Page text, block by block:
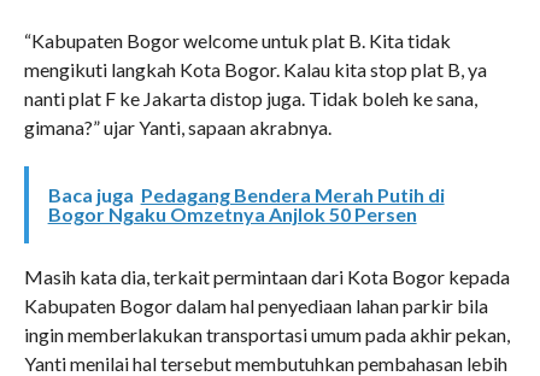
“Kabupaten Bogor welcome untuk plat B. Kita tidak
mengikuti langkah Kota Bogor. Kalau kita stop plat B, ya
nanti plat F ke Jakarta distop juga. Tidak boleh ke sana,
gimana?” ujar Yanti, sapaan akrabnya.
Baca juga Pedagang Bendera Merah Putih di
Bogor Ngaku Omzetnya Anjlok 50 Persen
Masih kata dia, terkait permintaan dari Kota Bogor kepada
Kabupaten Bogor dalam hal penyediaan lahan parkir bila
ingin memberlakukan transportasi umum pada akhir pekan,
Yanti menilai hal tersebut membutuhkan pembahasan lebih